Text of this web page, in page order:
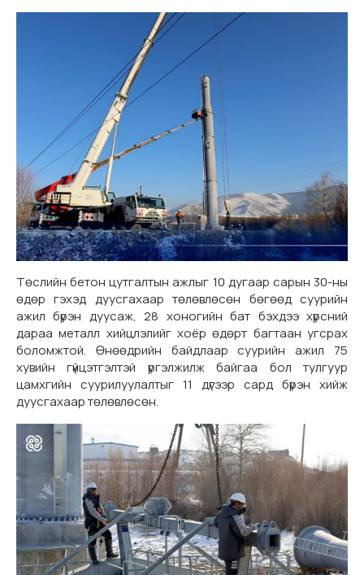
Төслийн бетон цутгалтын ажлыг 10 дугаар сарын 30-ны
өдөр гэхэд дуусгахаар төлөвлөсөн бөгөөд суурийн
ажил бүрэн дуусаж, 28 хоногийн бат бэхдээ хүрсний
дараа металл хийцлэлийг хоёр өдөрт багтаан угсрах
боломжтой. Өнөөдрийн байдлаар суурийн ажил 75
хувийн гүйцэтгэлтэй үргэлжилж байгаа бол тулгуур
цамхгийн суурилуулалтыг 11 дүгээр сард бүрэн хийж
дуусгахаар төлөвлөсөн.